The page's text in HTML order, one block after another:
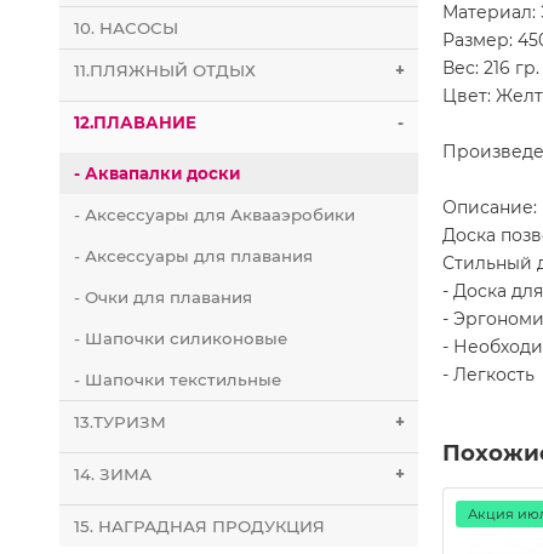
10. НАСОСЫ
11.ПЛЯЖНЫЙ ОТДЫХ +
12.ПЛАВАНИЕ -
- Аквапалки доски
- Аксессуары для Аквааэробики
- Аксессуары для плавания
- Очки для плавания
- Шапочки силиконовые
- Шапочки текстильные
13.ТУРИЗМ +
14. ЗИМА +
15. НАГРАДНАЯ ПРОДУКЦИЯ
Материал:
Размер:
Вес: 216 гр.
Цвет:
Описание:
Доска
Стильный
- Доска
-
-
- Легкость
Акция